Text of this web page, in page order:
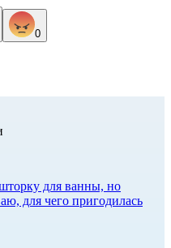
0
для ванны, но
для чего пригодилась